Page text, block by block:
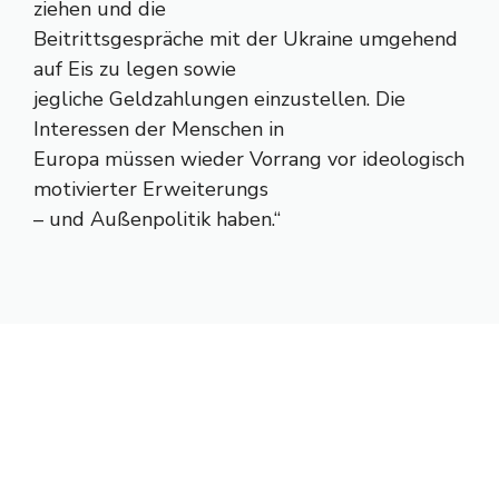
ziehen und die
Beitrittsgespräche mit der Ukraine umgehend
auf Eis zu legen sowie
jegliche Geldzahlungen einzustellen. Die
Interessen der Menschen in
Europa müssen wieder Vorrang vor ideologisch
motivierter Erweiterungs
– und Außenpolitik haben.“